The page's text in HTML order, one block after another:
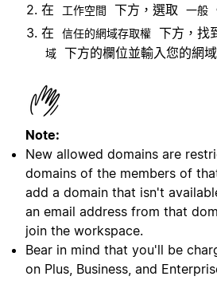
在
工作空間 下方，選取 一般
在
信任的網域存取權 下方，找
域 下方的欄位並輸入您的網域
Note:
New allowed domains are
domains of the members of
add a domain that isn't
an email address from that
join the workspace.
Bear in mind that you'll be
on Plus, Business, and